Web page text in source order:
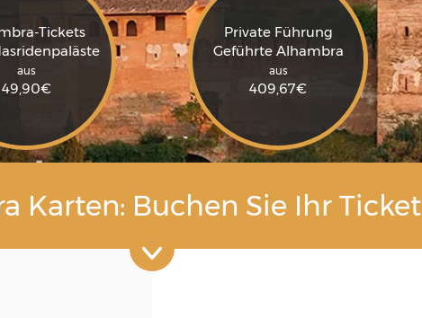
Tickets
aus
49,90€
Private Führung
Geführte Alhambra
aus
409,67€
Karten: Buchen Sie Ihr Ticket